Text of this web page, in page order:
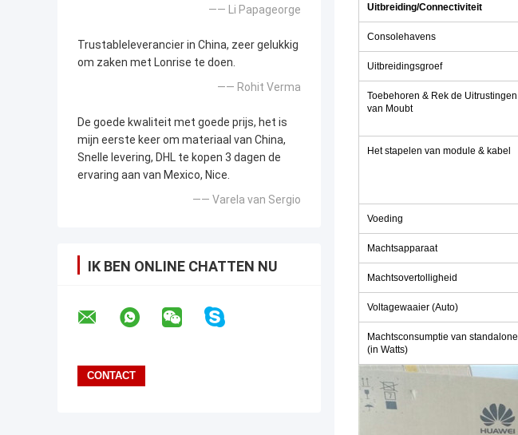
—— Li Papageorge
Trustableleverancier in China, zeer gelukkig
om zaken met Lonrise te doen.
—— Rohit Verma
De goede kwaliteit met goede prijs, het is
mijn eerste keer om materiaal van China,
Snelle levering, DHL te kopen 3 dagen de
ervaring aan van Mexico, Nice.
—— Varela van Sergio
IK BEN ONLINE CHATTEN NU
Uitbreiding/Connectiviteit
Consolehavens
Uitbreidingsgroef
Toebehoren & Rek de Uitrustingen
van Moubt
Het stapelen van module & kabel
Voeding
Machtsapparaat
Machtsovertolligheid
Voltagewaaier (Auto)
Machtsconsumptie van standalone
(in Watts)